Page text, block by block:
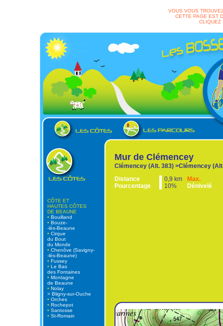
VOUS VOUS
CETTE PAGE EST
CLIQUEZ
CÔTE ET
HAUTES CÔTES
DE BEAUNE
• Bouilland
• Bouze-
-lès-Beaune
• Cirque
du Bout
du Monde
• Chenôve (Savigny-
-lès-Beaune)
• Fussey
• Le Bas
des Fontaines
• Montagne
de Beaune
• Nolay
> Bligny-sur-Ouche
• Orches
• Rochepot
• Santosse
• St-Romain
Mur de Clémencey
Clémencey (Alt. 383) >Clémencey
Distance
0,9 km
Max.
Pourcentage
10% Dénivelé